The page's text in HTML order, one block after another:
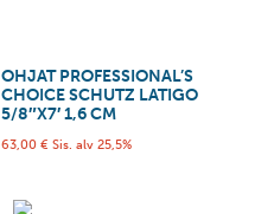
OHJAT PROFESSIONAL’S
CHOICE SCHUTZ LATIGO
5/8″X7′ 1,6 CM
63,00 € Sis. alv 25,5%